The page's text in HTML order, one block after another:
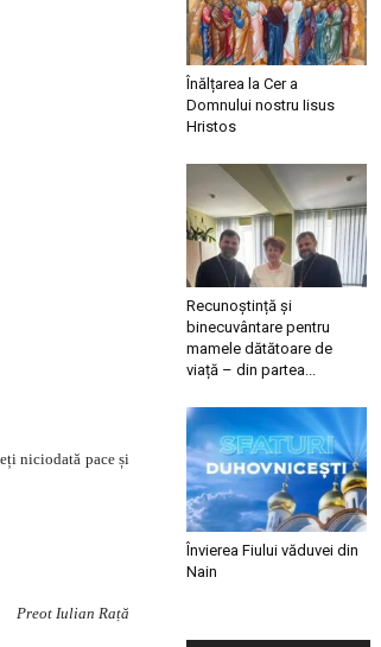
niciodată pace și
Preot Iulian Rață
Înălțarea la Cer a
Domnului nostru Iisus
Hristos
Recunoștință și
binecuvântare pentru
mamele dătătoare de
viață – din partea...
Învierea Fiului văduvei din
Nain